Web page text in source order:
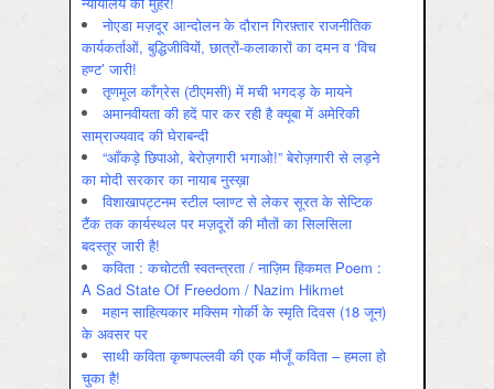
नोएडा मज़दूर आन्दोलन के दौरान गिरफ़्तार राजनीतिक
कार्यकर्ताओं, बुद्धिजीवियों, छात्रों-कलाकारों का दमन व ‘विच
हण्ट’ जारी!
तृणमूल काँग्रेस (टीएमसी) में मची भगदड़ के मायने
अमानवीयता की हदें पार कर रही है क्यूबा में अमेरिकी
साम्राज्यवाद की घेराबन्दी
“आँकड़े छिपाओ, बेरोज़गारी भगाओ!” बेरोज़गारी से लड़ने
का मोदी सरकार का नायाब नुस्ख़ा
विशाखापट्टनम स्टील प्लाण्ट से लेकर सूरत के सेप्टिक
टैंक तक कार्यस्थल पर मज़दूरों की मौतों का सिलसिला
बदस्तूर जारी है!
कविता : कचोटती स्वतन्त्रता / नाज़िम हिकमत Poem :
A Sad State Of Freedom / Nazim Hikmet
महान साहित्यकार मक्सिम गोर्की के स्मृति दिवस (18 जून)
के अवसर पर
साथी कविता कृष्णपल्लवी की एक मौजूँ कविता – हमला हो
चुका है!